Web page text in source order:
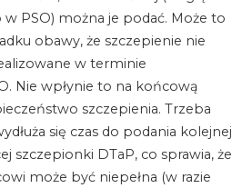
PSO) można je podać. Może to
obawy, że szczepienie nie
w terminie
Nie wpłynie to na końcową
szczepienia. Trzeba
się czas do podania kolejnej
szczepionki DTaP, co sprawia, że
może być niepełna (w razie